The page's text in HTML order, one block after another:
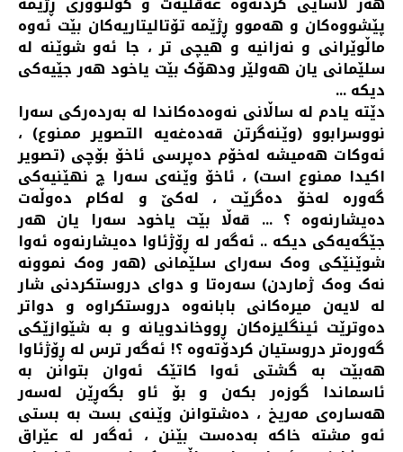
پێشووەکان و هەموو ڕژێمە تۆتالیتاریەکان بێت ئەوە
ماڵوێرانی و نەزانیە و هیچی تر ، جا ئەو شوێنە لە
سلێمانی یان هەولێر ودهۆک بێت یاخود هەر جێیەکی
دیکە ...
دێتە یادم لە ساڵانی نەوەدەکاندا لە بەردەرکی سەرا
نووسرابوو (وێنەگرتن قەدەغەیە التصویر ممنوع) ،
ئەوکات هەمیشە لەخۆم دەپرسی ئاخۆ بۆچی (تصویر
اکیدا ممنوع است) ، ئاخۆ وێنەی سەرا چ نهێنیەکی
گەورە لەخۆ دەگرێت ، لەکێ و لەکام دەوڵەت
دەیشارنەوە ؟ ... قەڵا بێت یاخود سەرا یان هەر
جێگەیەکی دیکە .. ئەگەر لە ڕۆژئاوا دەیشارنەوە ئەوا
شوێنێکی وەک سەرای سلێمانی (هەر وەک نموونە
نەک وەک ژماردن) سەرەتا و دوای دروستکردنی شار
لە لایەن میرەکانی بابانەوە دروستکراوە و دواتر
دەوترێت ئینگلیزەکان ڕووخاندویانە و بە شێوازێکی
گەورەتر دروستیان کردۆتەوە ؟! ئەگەر ترس لە ڕۆژئاوا
هەبێت بە گشتی ئەوا کاتێک ئەوان بتوانن بە
ئاسماندا گوزەر بکەن و بۆ ئاو بگەڕێن لەسەر
هەسارەی مەریخ ، دەشتوانن وێنەی بست بە بستی
ئەو مشتە خاکە بەدەست بێنن ، ئەگەر لە عێراق